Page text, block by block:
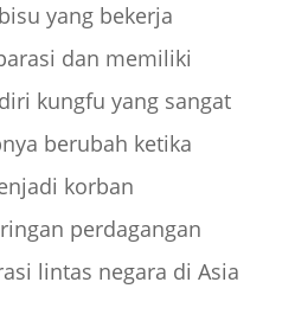
yang bekerja
dan memiliki
kungfu yang sangat
berubah ketika
korban
perdagangan
lintas negara di Asia